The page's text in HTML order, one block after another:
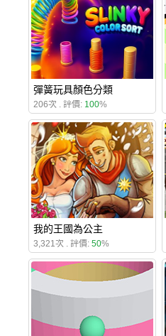
彈簧玩具顏色分類
206次 . 評價: 100%
我的王國為公主
3,321次 . 評價: 50%